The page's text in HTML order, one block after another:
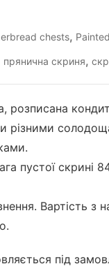
chests,
прянична скриня,
розписана
різними
пустої скрині
Вартість
під